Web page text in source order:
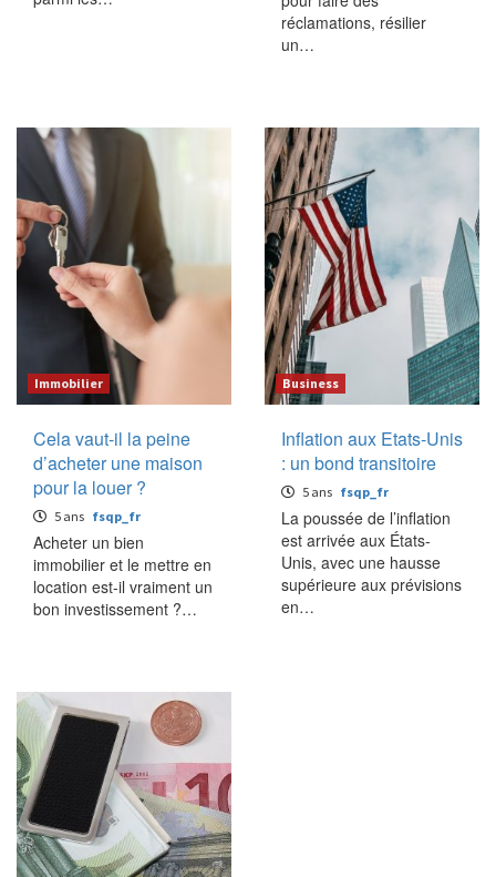
réclamations, résilier
un…
Immobilier
Cela vaut-il la peine
d’acheter une maison
pour la louer ?
5 ans fsqp_fr
Acheter un bien
immobilier et le mettre en
location est-il vraiment un
bon investissement ?…
Business
Inflation aux Etats-Unis
: un bond transitoire
5 ans fsqp_fr
La poussée de l’inflation
est arrivée aux États-
Unis, avec une hausse
supérieure aux prévisions
en…